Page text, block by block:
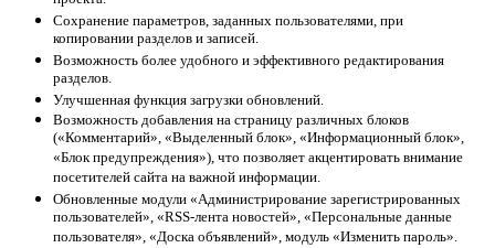
Сохранение параметров, заданных пользователями, при
копировании разделов и записей.
Возможность более удобного и эффективного редактирования
разделов.
Улучшенная функция загрузки обновлений.
Возможность добавления на страницу различных блоков
(«Комментарий», «Выделенный блок», «Информационный блок»,
«Блок предупреждения»), что позволяет акцентировать внимание
посетителей сайта на важной информации.
Обновленные модули «Администрирование зарегистрированных
пользователей», «RSS-лента новостей», «Персональные данные
пользователя», «Доска объявлений», модуль «Изменить пароль».